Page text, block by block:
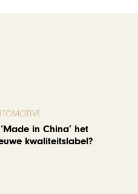
in China’ het
kwaliteitslabel?